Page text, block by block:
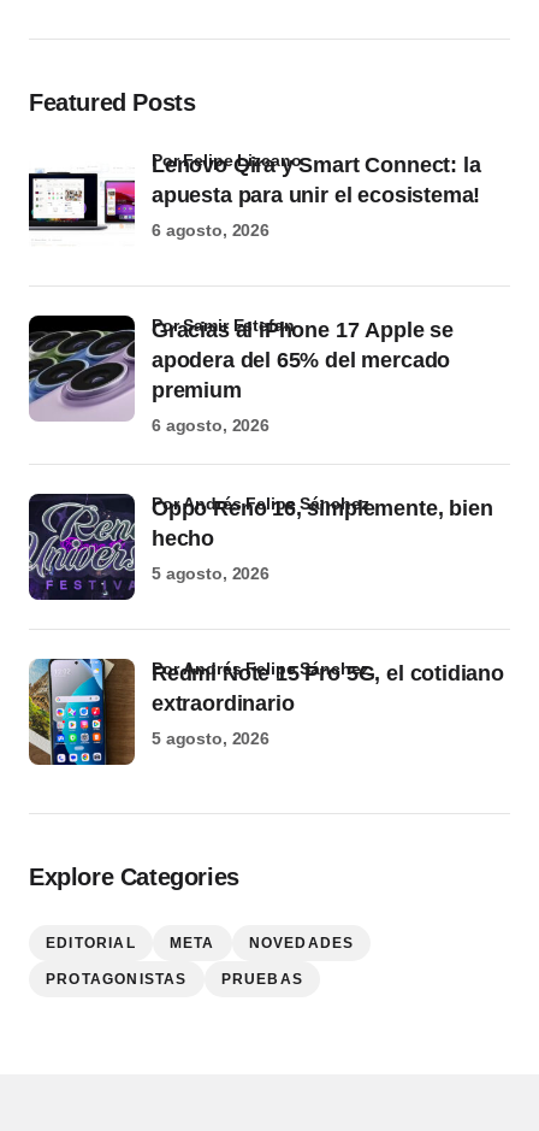
Featured Posts
Lenovo Qira y Smart Connect: la
apuesta para unir el ecosistema!
por Felipe Lizcano
6 agosto, 2026
Gracias al iPhone 17 Apple se
apodera del 65% del mercado
premium
por Samir Estefan
6 agosto, 2026
Oppo Reno 16, simplemente, bien
hecho
por Andrés Felipe Sánchez
5 agosto, 2026
Redmi Note 15 Pro 5G, el cotidiano
extraordinario
por Andrés Felipe Sánchez
5 agosto, 2026
Explore Categories
EDITORIAL META NOVEDADES
PROTAGONISTAS PRUEBAS